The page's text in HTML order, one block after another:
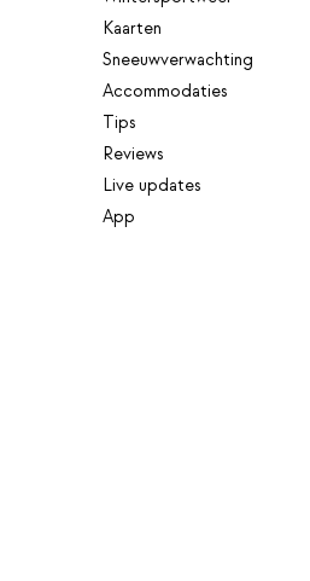
Kaarten
Sneeuwverwachting
Accommodaties
Tips
Reviews
Live updates
App